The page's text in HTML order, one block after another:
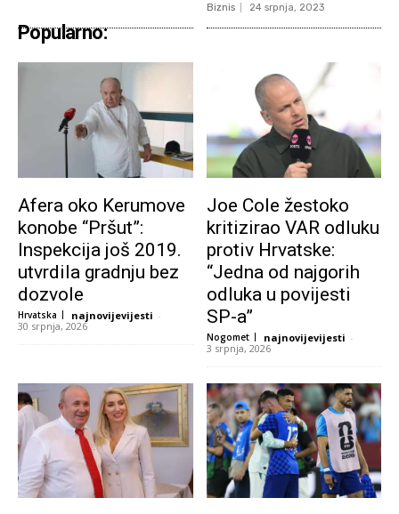
Biznis 24 srpnja, 2023
Popularno:
Afera oko Kerumove
konobe “Pršut”:
Inspekcija još 2019.
utvrdila gradnju bez
dozvole
Hrvatska najnovijevijesti -
30 srpnja, 2026
Joe Cole žestoko
kritizirao VAR odluku
protiv Hrvatske:
“Jedna od najgorih
odluka u povijesti
SP-a”
Nogomet najnovijevijesti -
3 srpnja, 2026